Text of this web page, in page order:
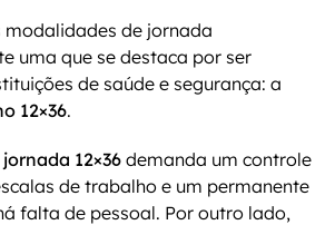
modalidades de jornada
uma que se destaca por ser
12×36.
jornada 12×36 demanda um controle
de trabalho e um permanente
falta de pessoal. Por outro lado,